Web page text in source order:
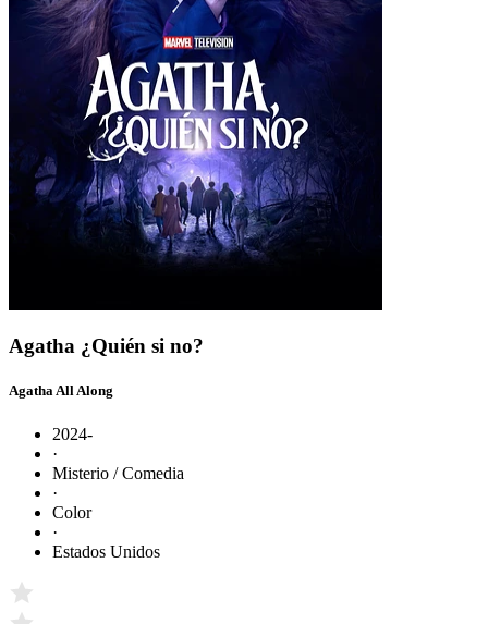
Agatha ¿Quién si no?
Agatha All Along
2024-
·
Misterio / Comedia
·
Color
·
Estados Unidos